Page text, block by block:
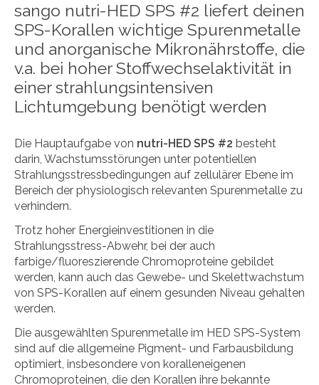
sango nutri-HED SPS #2 liefert deinen
SPS-Korallen wichtige Spurenmetalle
und anorganische Mikronährstoffe, die
v.a. bei hoher Stoffwechselaktivität in
einer strahlungsintensiven
Lichtumgebung benötigt werden
Die Hauptaufgabe von nutri-HED SPS #2 besteht
darin, Wachstumsstörungen unter potentiellen
Strahlungsstressbedingungen auf zellulärer Ebene im
Bereich der physiologisch relevanten Spurenmetalle zu
verhindern.
Trotz hoher Energieinvestitionen in die
Strahlungsstress-Abwehr, bei der auch
farbige/fluoreszierende Chromoproteine gebildet
werden, kann auch das Gewebe- und Skelettwachstum
von SPS-Korallen auf einem gesunden Niveau gehalten
werden.
Die ausgewählten Spurenmetalle im HED SPS-System
sind auf die allgemeine Pigment- und Farbausbildung
optimiert, insbesondere von koralleneigenen
Chromoproteinen, die den Korallen ihre bekannte